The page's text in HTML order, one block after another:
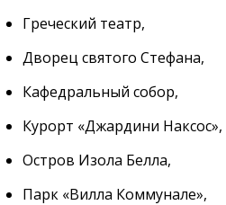
Греческий театр,
Дворец святого Стефана,
Кафедральный собор,
Курорт «Джардини Наксос»,
Остров Изола Белла,
Парк «Вилла Коммунале»,